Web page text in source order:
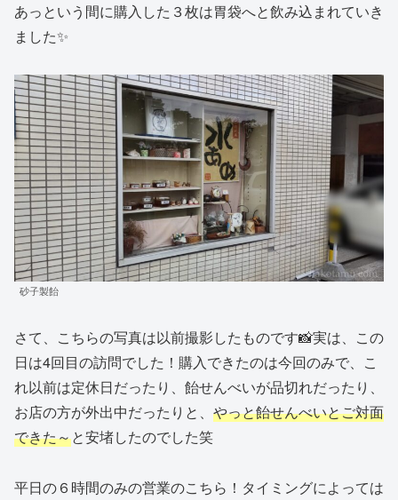
あっという間に購入した３枚は胃袋へと飲み込まれていき
ました✨
砂子製飴
さて、こちらの写真は以前撮影したものです📸実は、この
日は4回目の訪問でした！購入できたのは今回のみで、こ
れ以前は定休日だったり、飴せんべいが品切れだったり、
お店の方が外出中だったりと、 やっと飴せんべいとご対面
できた～と安堵したのでした笑
平日の６時間のみの営業のこちら！タイミングによっては